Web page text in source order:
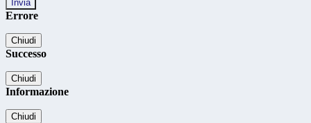
Errore
Chiudi
Successo
Chiudi
Informazione
Chiudi